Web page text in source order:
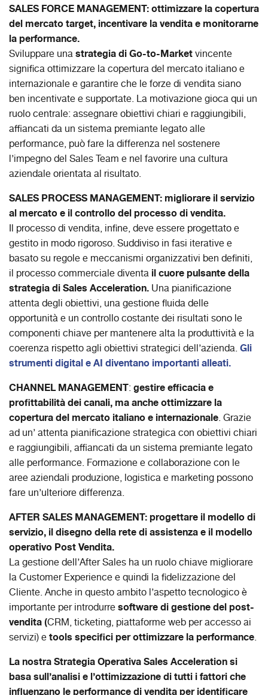
SALES FORCE MANAGEMENT:ottimizzare la copertura
del mercato target, incentivare la vendita e monitorarne
la performance.
Sviluppare unastrategia di Go-to-Marketvincente
significa ottimizzare la copertura del mercato italiano e
internazionale e garantire che le forze di vendita siano
ben incentivate e supportate. La motivazione gioca qui un
ruolo centrale: assegnare obiettivi chiari e raggiungibili,
affiancati da un sistema premiante legato alle
performance, può fare la differenza nel sostenere
l’impegno del Sales Team e nel favorire una cultura
aziendale orientata al risultato.
SALES PROCESS MANAGEMENT: migliorare il servizio
al mercato e il controllo del processo di vendita.
Il processo di vendita, infine, deve essere progettato e
gestito in modo rigoroso. Suddiviso in fasi iterative e
basato su regole e meccanismi organizzativi ben definiti,
il processo commerciale diventa il cuore pulsante della
strategia di Sales Acceleration. Una pianificazione
attenta degli obiettivi, una gestione fluida delle
opportunità e un controllo costante dei risultati sono le
componenti chiave per mantenere alta la produttività e la
coerenza rispetto agli obiettivi strategici dell’azienda.Gli
strumenti digital e AI diventano importanti alleati.
CHANNEL MANAGEMENT:gestire efficacia e
profittabilità dei canali, ma anche ottimizzare la
copertura del mercato italiano e internazionale. Grazie
ad un’ attenta pianificazione strategica con obiettivi chiari
e raggiungibili, affiancati da un sistema premiante legato
alle performance. Formazione e collaborazione con le
aree aziendali produzione, logistica e marketing possono
fare un’ulteriore differenza.
AFTER SALES MANAGEMENT: progettare il modello di
servizio, il disegno della rete di assistenza e il modello
operativo Post Vendita.
La gestione dell’After Sales ha un ruolo chiave migliorare
la Customer Experience e quindi la fidelizzazione del
Cliente. Anche in questo ambito l’aspetto tecnologico è
importante per introdurresoftware di gestione del post-
vendita (CRM, ticketing, piattaforme web per accesso ai
servizi) etools specifici per ottimizzare la performance.
La nostra Strategia Operativa Sales Acceleration si
basa sull’analisi e l’ottimizzazione di tutti i fattori che
influenzano le performance di vendita per identificare